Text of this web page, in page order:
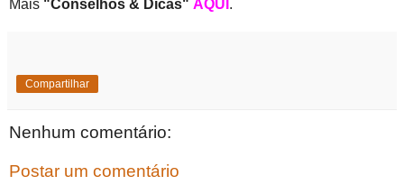
Mais "Conselhos & Dicas" AQUI .
Compartilhar
Nenhum comentário:
Postar um comentário